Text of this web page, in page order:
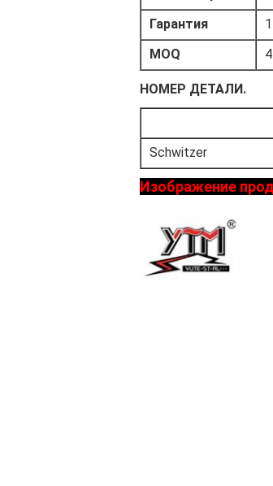
Гарантия
MOQ
НОМЕР ДЕТАЛИ.
Schwitzer
Изображение